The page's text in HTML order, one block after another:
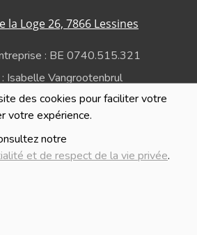
des cookies pour faciliter votre
votre expérience.
notre
et de respect de la vie privée.
la Loge 26, 7866 Lessines
: BE 0740.515.321
Isabelle Vangrootenbrul
et de respect de la vie
privée